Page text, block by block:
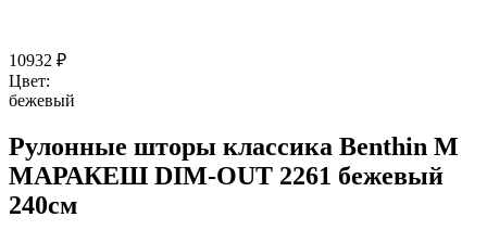
10932 ₽
Цвет:
бежевый
Рулонные шторы классика Benthin M
МАРАКЕШ DIM-OUT 2261 бежевый
240см